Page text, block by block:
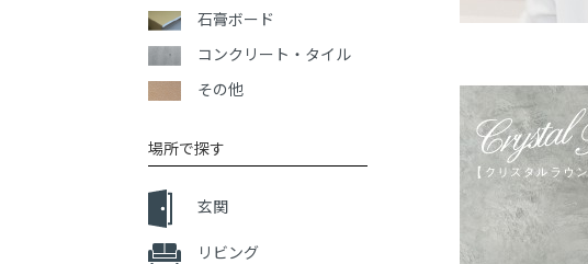
石膏ボード
コンクリート・タイル
その他
場所で探す
玄関
リビング